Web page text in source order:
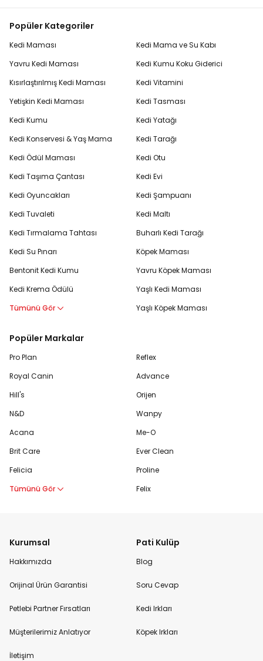
Popüler Kategoriler
Kedi Maması
Yavru Kedi Maması
Kısırlaştırılmış Kedi Maması
Yetişkin Kedi Maması
Kedi Kumu
Kedi Konservesi & Yaş Mama
Kedi Ödül Maması
Kedi Taşıma Çantası
Kedi Oyuncakları
Kedi Tuvaleti
Kedi Tırmalama Tahtası
Kedi Su Pınarı
Bentonit Kedi Kumu
Kedi Krema Ödülü
Tümünü Gör
Kedi Mama ve Su Kabı
Kedi Kumu Koku Giderici
Kedi Vitamini
Kedi Tasması
Kedi Yatağı
Kedi Tarağı
Kedi Otu
Kedi Evi
Kedi Şampuanı
Kedi Maltı
Buharlı Kedi Tarağı
Köpek Maması
Yavru Köpek Maması
Yaşlı Kedi Maması
Yaşlı Köpek Maması
Popüler Markalar
Pro Plan
Royal Canin
Hill's
N&D
Acana
Brit Care
Felicia
Tümünü Gör
Reflex
Advance
Orijen
Wanpy
Me-O
Ever Clean
Proline
Felix
Kurumsal
Hakkımızda
Orijinal Ürün Garantisi
Petlebi Partner Fırsatları
Müşterilerimiz Anlatıyor
İletişim
Pati Kulüp
Blog
Soru Cevap
Kedi Irkları
Köpek Irkları